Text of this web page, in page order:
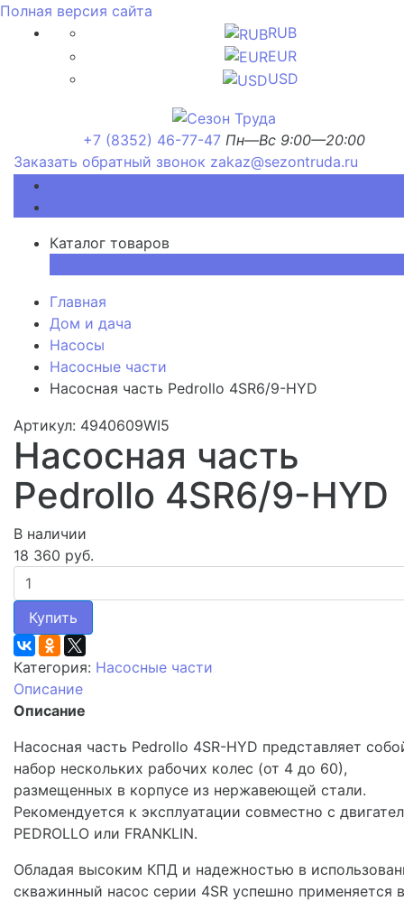
Полная версия сайта
RUB
EUR
USD
+7 (8352) 46-77-47 Пн—Вс 9:00—20:00
Заказать обратный звонок zakaz@sezontruda.ru
Каталог товаров
Главная
Дом и дача
Насосы
Насосные части
Насосная часть Pedrollo 4SR6/9-HYD
Артикул: 4940609WI5
Насосная часть
Pedrollo 4SR6/9-HYD
В наличии
18 360 руб.
Купить
Категория: Насосные части
Описание
Описание
Насосная часть Pedrollo 4SR-HYD представляет
набор нескольких рабочих колес (от 4 до 60),
размещенных в корпусе из нержавеющей стали.
Рекомендуется к эксплуатации совместно с
PEDROLLO или FRANKLIN.
Обладая высоким КПД и надежностью в
скважинный насос серии 4SR успешно применяется в